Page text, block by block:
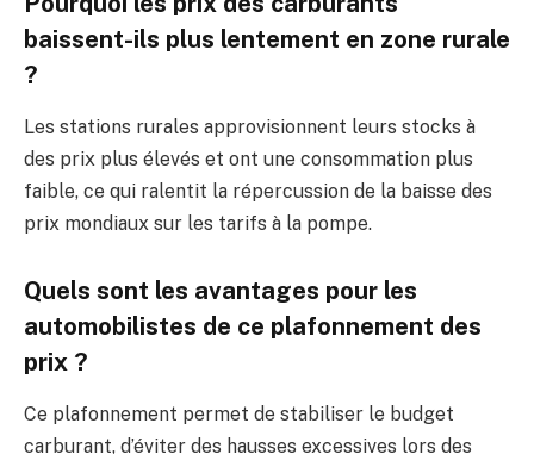
baissent-ils plus lentement en zone rurale
?
Les stations rurales approvisionnent leurs stocks à
des prix plus élevés et ont une consommation plus
faible, ce qui ralentit la répercussion de la baisse des
prix mondiaux sur les tarifs à la pompe.
Quels sont les avantages pour les
automobilistes de ce plafonnement des
prix ?
Ce plafonnement permet de stabiliser le budget
carburant, d’éviter des hausses excessives lors des